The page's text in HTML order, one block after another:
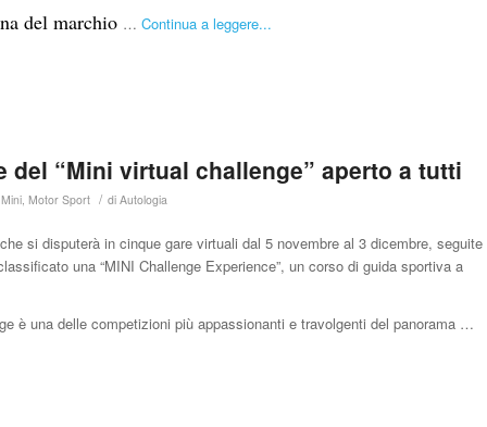
del marchio …Continua a leggere...
del “Mini virtual challenge” aperto a tutti
,Mini ,Motor Sport / diAutologia
si disputerà in cinque gare virtuali dal 5 novembre al 3 dicembre, seguite
una “MINI Challenge Experience”, un corso di guida sportiva a
è una delle competizioni più appassionanti e travolgenti del panorama …